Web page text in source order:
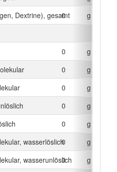
Dextrine), gesamt
0
g
0
g
0
g
0
g
0
g
0
g
wasserlöslich0
g
wasserunlöslich
0
g